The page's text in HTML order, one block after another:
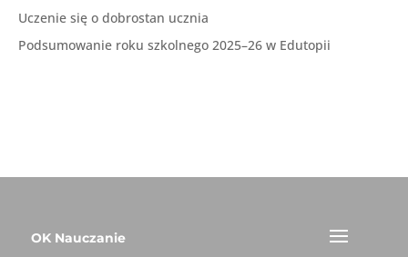
Uczenie się o dobrostan ucznia
Podsumowanie roku szkolnego 2025–26 w Edutopii
OK Nauczanie